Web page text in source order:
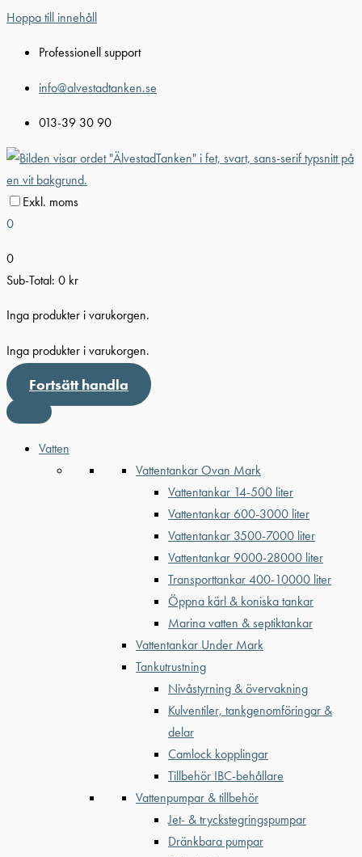
Hoppa till innehåll
Professionell support
info@alvestadtanken.se
013-39 30 90
Exkl. moms
0
0
Sub-Total: 0 kr
Inga produkter i varukorgen.
Inga produkter i varukorgen.
Fortsätt handla
Vatten
Vattentankar Ovan Mark
Vattentankar 14-500 liter
Vattentankar 600-3000 liter
Vattentankar 3500-7000 liter
Vattentankar 9000-28000 liter
Transporttankar 400-10000 liter
Öppna kärl & koniska tankar
Marina vatten & septiktankar
Vattentankar Under Mark
Tankutrustning
Nivåstyrning & övervakning
Kulventiler, tankgenomföringar &
delar
Camlock kopplingar
Tillbehör IBC-behållare
Vattenpumpar & tillbehör
Jet- & tryckstegringspumpar
Dränkbara pumpar